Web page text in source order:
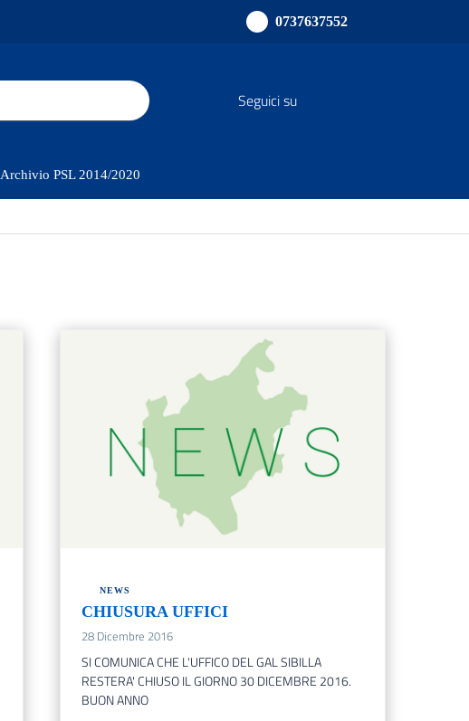
0737637552
Seguici su
Archivio PSL 2014/2020
NEWS
CHIUSURA UFFICI
28 Dicembre 2016
SI COMUNICA CHE L'UFFICO DEL GAL SIBILLA
RESTERA' CHIUSO IL GIORNO 30 DICEMBRE 2016.
BUON ANNO